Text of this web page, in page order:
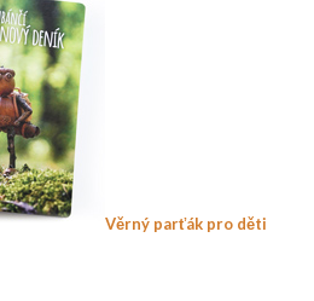
Věrný parťák pro děti